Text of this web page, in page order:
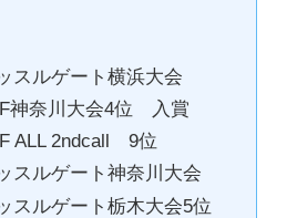
スルゲート横浜大会
神奈川大会4位 入賞
ALL 2ndcall 9位
ルゲート神奈川大会
スルゲート栃木大会5位